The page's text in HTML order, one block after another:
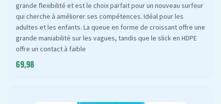
grande flexibilité et est le choix parfait pour un nouveau surfeur
qui cherche à améliorer ses compétences. Idéal pour les
adultes et les enfants. La queue en forme de croissant offre une
grande maniabilité sur les vagues, tandis que le slick en HDPE
offre un contact à faible
69,98